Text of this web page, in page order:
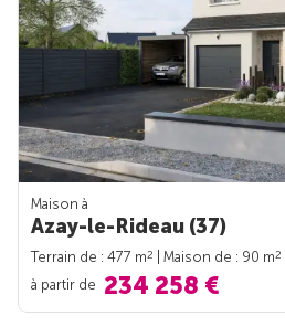
Maison à
Azay-le-Rideau (37)
Terrain de : 477 m2 | Maison de : 90 m2
à partir de 234 258 €